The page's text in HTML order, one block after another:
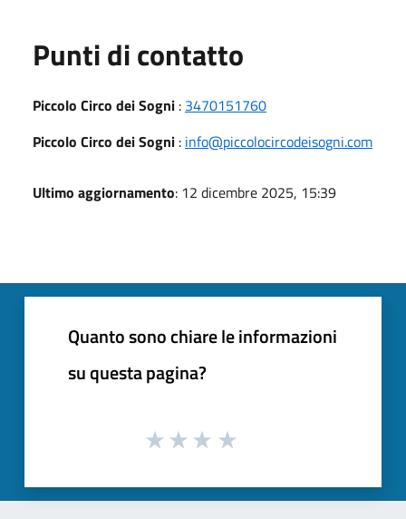
Punti di contatto
Piccolo Circo dei Sogni : 3470151760
Piccolo Circo dei Sogni : info@piccolocircodeisogni.com
Ultimo aggiornamento: 12 dicembre 2025, 15:39
Quanto sono chiare le informazioni
su questa pagina?